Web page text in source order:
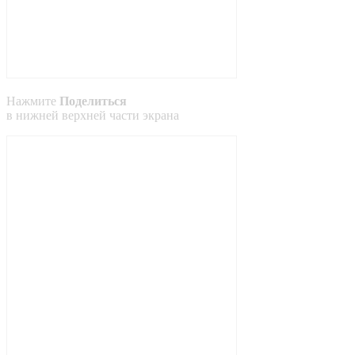
Нажмите Поделиться
в нижней верхней части экрана